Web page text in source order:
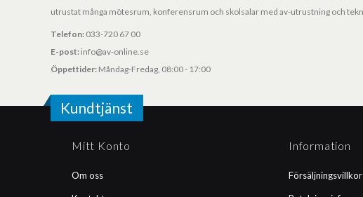
utrustat många mötesrum, konferensrum och skolsalar med av-utrustning och
Telefon: 033-720 67 00
E-post: info@av-online.se
Öppettider: Måndag-Fredag, 08:00 - 17:00
Kundtjänst
Mitt Konto
Om oss
Information
Försäljningsvillkor